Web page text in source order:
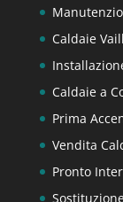
Caldaie
Caldaie a
Prima
Vendita
Pronto